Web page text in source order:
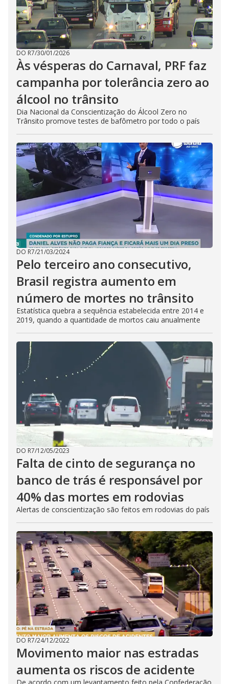
DO R7/30/01/2026
Às vésperas do Carnaval, PRF faz
campanha por tolerância zero ao
álcool no trânsito
Dia Nacional da Conscientização do Álcool Zero no
Trânsito promove testes de bafômetro por todo o país
DO R7/21/03/2024
Pelo terceiro ano consecutivo,
Brasil registra aumento em
número de mortes no trânsito
Estatística quebra a sequência estabelecida entre 2014 e
2019, quando a quantidade de mortos caiu anualmente
DO R7/12/05/2023
Falta de cinto de segurança no
banco de trás é responsável por
40% das mortes em rodovias
Alertas de conscientização são feitos em rodovias do país
DO R7/24/12/2022
Movimento maior nas estradas
aumenta os riscos de acidente